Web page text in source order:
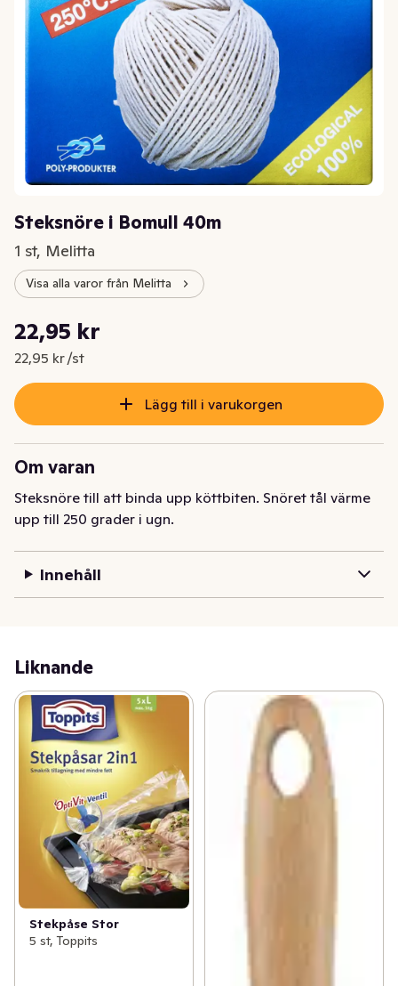
Steksnöre i Bomull 40m
1 st, Melitta
Visa alla varor från Melitta
Nuvarande pris är: 22,95 kr
22,95 kr
22,95 kr /st
Styckpris: 22,95 kr /st
Lägg till i varukorgen
Om varan
Steksnöre till att binda upp köttbiten. Snöret tål värme
upp till 250 grader i ugn.
Innehåll
Liknande
Stekpåse Stor
5 st, Toppits